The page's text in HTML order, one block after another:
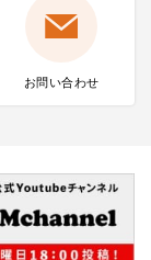
お問い合わせ